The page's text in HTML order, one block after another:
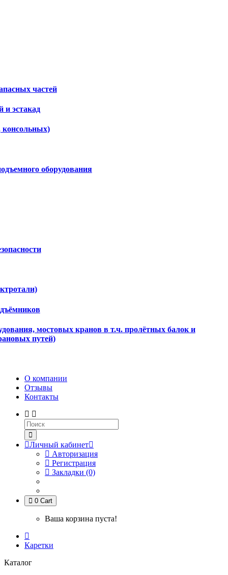
частей
и эстакад
консольных)
оборудования
мостовых кранов в т.ч. пролётных балок и
путей)
О компании
Отзывы
Контакты
Личный кабинет
Авторизация
Регистрация
Закладки (0)
0 Cart
Ваша корзина пуста!
Каретки
Каталог